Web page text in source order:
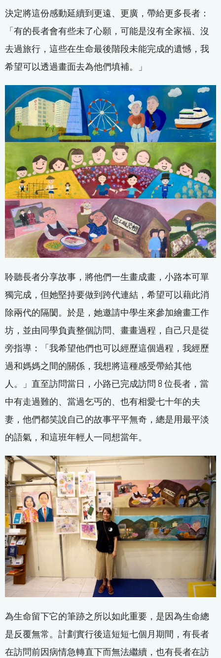
決定將這份感動延續到更遠、更廣，帶給更多長者：
「有的長者會有些未了心願，可能是沒有全家福、沒
去過旅行，這些在生命最後階段未能完成的遺憾，我
希望可以透過畫面去為他們填補。」
聆聽長者分享故事，將他們一生畫成畫，小路本可單
獨完成，但她堅持要做到跨代連結，希望可以藉此消
除兩代的隔閡。於是，她邀請中學生來參加繪畫工作
坊，並由同學負責整個訪問、畫畫過程，自己只是從
旁指導：「我希望他們也可以經歷這個過程，我經歷
過和媽媽之間的關係，我想將這種感受帶給其他
人。」直至訪問當日，小路已完成訪問 8 位長者，當
中有走過難的、當過乞丐的、也有相愛七十年的夫
妻，他們都笑說自己的故事平平無奇，總是用最平淡
的語氣，和這班年輕人一同想當年。
為生命留下它的筆跡之所以如此重要，是因為生命總
是反覆無常。計劃實行後這短短七個月期間，有長者
在訪問前因病情急轉直下而無法繼續，也有長者在訪